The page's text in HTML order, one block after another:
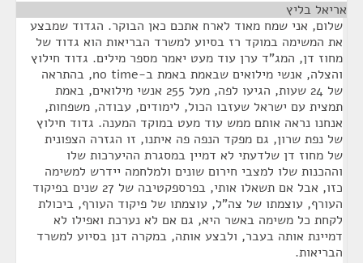
אריאל בליץ
שלום, אני שמח מאוד לארח אתכם כאן הבוקר. הגדוד שמבצע
את המשימה במוקד רז בסיוע למשרד הבריאות הוא גדוד של
מחוז דן, המג"ד ערן עוד מעט יאמר מספר מילים. גדוד חילוץ
והצלה, אנשי מילואים שבאמת באמת ב-no time, בהתראה
של 24 שעות, הגיעו לפה, מעל 255 אנשי מילואים, באמת
תמצית עם ישראל שעזבו הכול, לימודים, עבודה, משפחות,
אנחנו נראה אותם ממש עוד מעט במוקד המענה. גדוד חילוץ
של נפת שרון, גם מפקד הנפה פה איתנו, זו הגזרה הצפונית
של מחוז דן שלדעתי לא דמיין במסגרת ההיערכות שלו
וההכנות שלו למצבי חירום שונים ולמלחמה יידרש למשימה
כזו, אבל אם תשאלו אותי, בפרספקטיבה של 27 שנים בפיקוד
העורף, עוצמתו של צה"ל, עוצמתו של פיקוד העורף, ביכולת
לקחת כל משימה באשר היא, גם אם לא נערכת ואפילו לא
דמיינת אותה בעבר, ולבצע אותה, במקרה דנן בסיוע למשרד
הבריאות.